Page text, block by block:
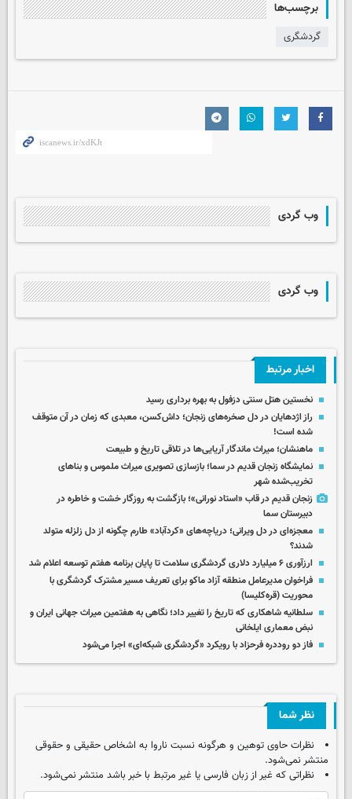
برچسب‌ها
گردشگری
وب گردی
وب گردی
اخبار مرتبط
نخستین هتل سنتی دزفول به بهره برداری رسید
راز اژدهایان در دل صخره‌های زنجان؛ داش‌کسن، معبدی که زمان در آن متوقف
شده است!
ماهنشان؛ میراث ماندگار آریایی‌ها در تلاقی تاریخ و طبیعت
نمایشگاه زنجان قدیم در سما؛ بازسازی تصویری میراث ملموس و بناهای
تخریب‌شده شهر
زنجان قدیم در قاب «استاد نورانی»؛ بازگشت به روزگار خشت و خاطره در
دبیرستان سما
معجزه‌ای در دل ویرانی؛ دریاچه‌های «کردآباد» طارم چگونه از دل زلزله متولد
شدند؟
ارزآوری ۶ میلیارد دلاری گردشگری سلامت تا پایان برنامه هفتم توسعه اعلام شد
فراخوان مدیرعامل منطقه آزاد ماکو برای تعریف مسیر مشترک گردشگری با
محوریت (قره‌کلیسا)
سلطانیه شاهکاری که تاریخ را تغییر داد؛ نگاهی به هفتمین میراث جهانی ایران و
نبض معماری ایلخانی
فاز دو روددره فرحزاد با رویکرد «گردشگری شبکه‌ای» اجرا می‌شود
نظر شما
نظرات حاوی توهین و هرگونه نسبت ناروا به اشخاص حقیقی و حقوقی
منتشر نمی‌شود.
نظراتی که غیر از زبان فارسی یا غیر مرتبط با خبر باشد منتشر نمی‌شود.